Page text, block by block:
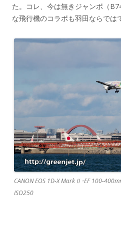
た。コレ、今は無きジャンボ（
な飛行機のコラボも羽田ならでは
CANON EOS 1D-X MarkⅡ･EF 100-
ISO250